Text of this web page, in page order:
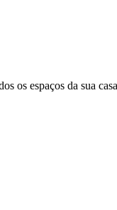
os espaços da sua